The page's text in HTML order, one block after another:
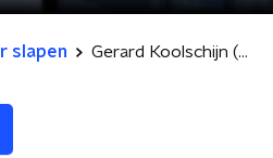
slapen Gerard Koolschijn (schrijver en classicus)